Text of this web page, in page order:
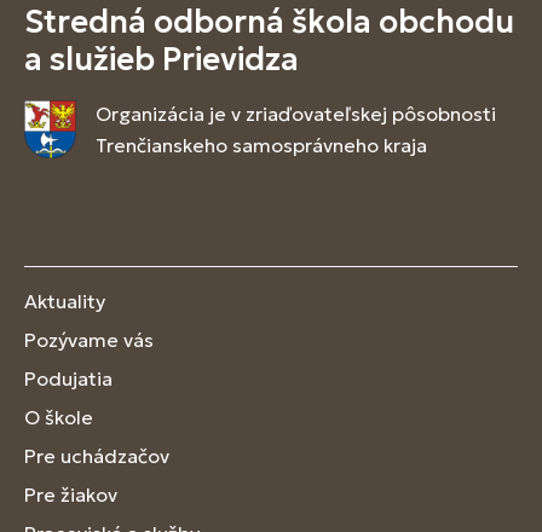
Stredná odborná škola obchodu
a služieb Prievidza
Organizácia je v zriaďovateľskej pôsobnosti
Trenčianskeho samosprávneho kraja
Aktuality
Pozývame vás
Podujatia
O škole
Pre uchádzačov
Pre žiakov